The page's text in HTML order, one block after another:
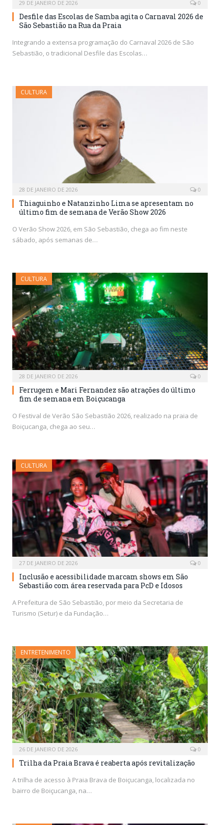
29 DE JANEIRO DE 2026 0
Desfile das Escolas de Samba agita o Carnaval 2026 de
São Sebastião na Rua da Praia
Integrando a extensa programação do Carnaval 2026 de São
Sebastião, o tradicional Desfile das Escolas…
CULTURA
28 DE JANEIRO DE 2026 0
Thiaguinho e Natanzinho Lima se apresentam no
último fim de semana de Verão Show 2026
O Verão Show 2026, em São Sebastião, chega ao fim neste
sábado, após semanas de…
CULTURA
28 DE JANEIRO DE 2026 0
Ferrugem e Mari Fernandez são atrações do último
fim de semana em Boiçucanga
O Festival de Verão São Sebastião 2026, realizado na praia de
Boiçucanga, chega ao seu…
CULTURA
27 DE JANEIRO DE 2026 0
Inclusão e acessibilidade marcam shows em São
Sebastião com área reservada para PcD e Idosos
A Prefeitura de São Sebastião, por meio da Secretaria de
Turismo (Setur) e da Fundação…
ENTRETENIMENTO
26 DE JANEIRO DE 2026 0
Trilha da Praia Brava é reaberta após revitalização
A trilha de acesso à Praia Brava de Boiçucanga, localizada no
bairro de Boiçucanga, na…